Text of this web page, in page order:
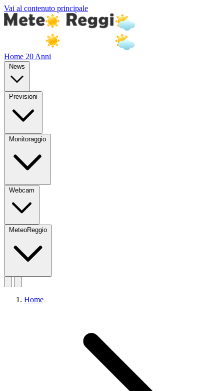
Vai al contenuto principale
Home 20 Anni
News
Previsioni
Monitoraggio
Webcam
MeteoReggio
Home